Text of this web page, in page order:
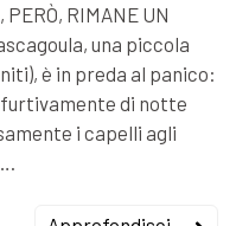
RIMANE UN
una piccola
è in preda al panico:
di notte
i capelli agli